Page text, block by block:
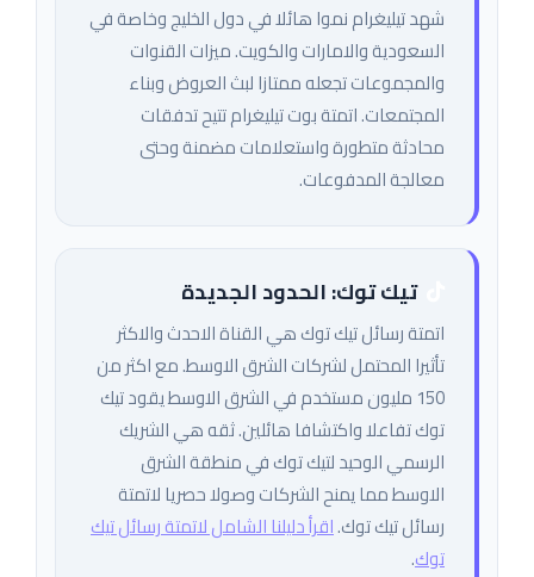
شهد تيليغرام نموا هائلا في دول الخليج وخاصة في
السعودية والامارات والكويت. ميزات القنوات
والمجموعات تجعله ممتازا لبث العروض وبناء
المجتمعات. اتمتة بوت تيليغرام تتيح تدفقات
محادثة متطورة واستعلامات مضمنة وحتى
معالجة المدفوعات.
تيك توك: الحدود الجديدة
اتمتة رسائل تيك توك هي القناة الاحدث والاكثر
تأثيرا المحتمل لشركات الشرق الاوسط. مع اكثر من
150 مليون مستخدم في الشرق الاوسط يقود تيك
توك تفاعلا واكتشافا هائلين. ثقه هي الشريك
الرسمي الوحيد لتيك توك في منطقة الشرق
الاوسط مما يمنح الشركات وصولا حصريا لاتمتة
رسائل تيك توك.اقرأ دليلنا الشامل لاتمتة رسائل تيك
توك.